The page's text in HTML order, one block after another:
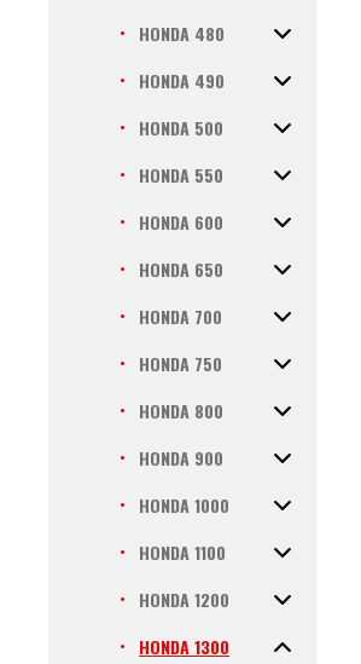
HONDA 480
HONDA 490
HONDA 500
HONDA 550
HONDA 600
HONDA 650
HONDA 700
HONDA 750
HONDA 800
HONDA 900
HONDA 1000
HONDA 1100
HONDA 1200
HONDA 1300